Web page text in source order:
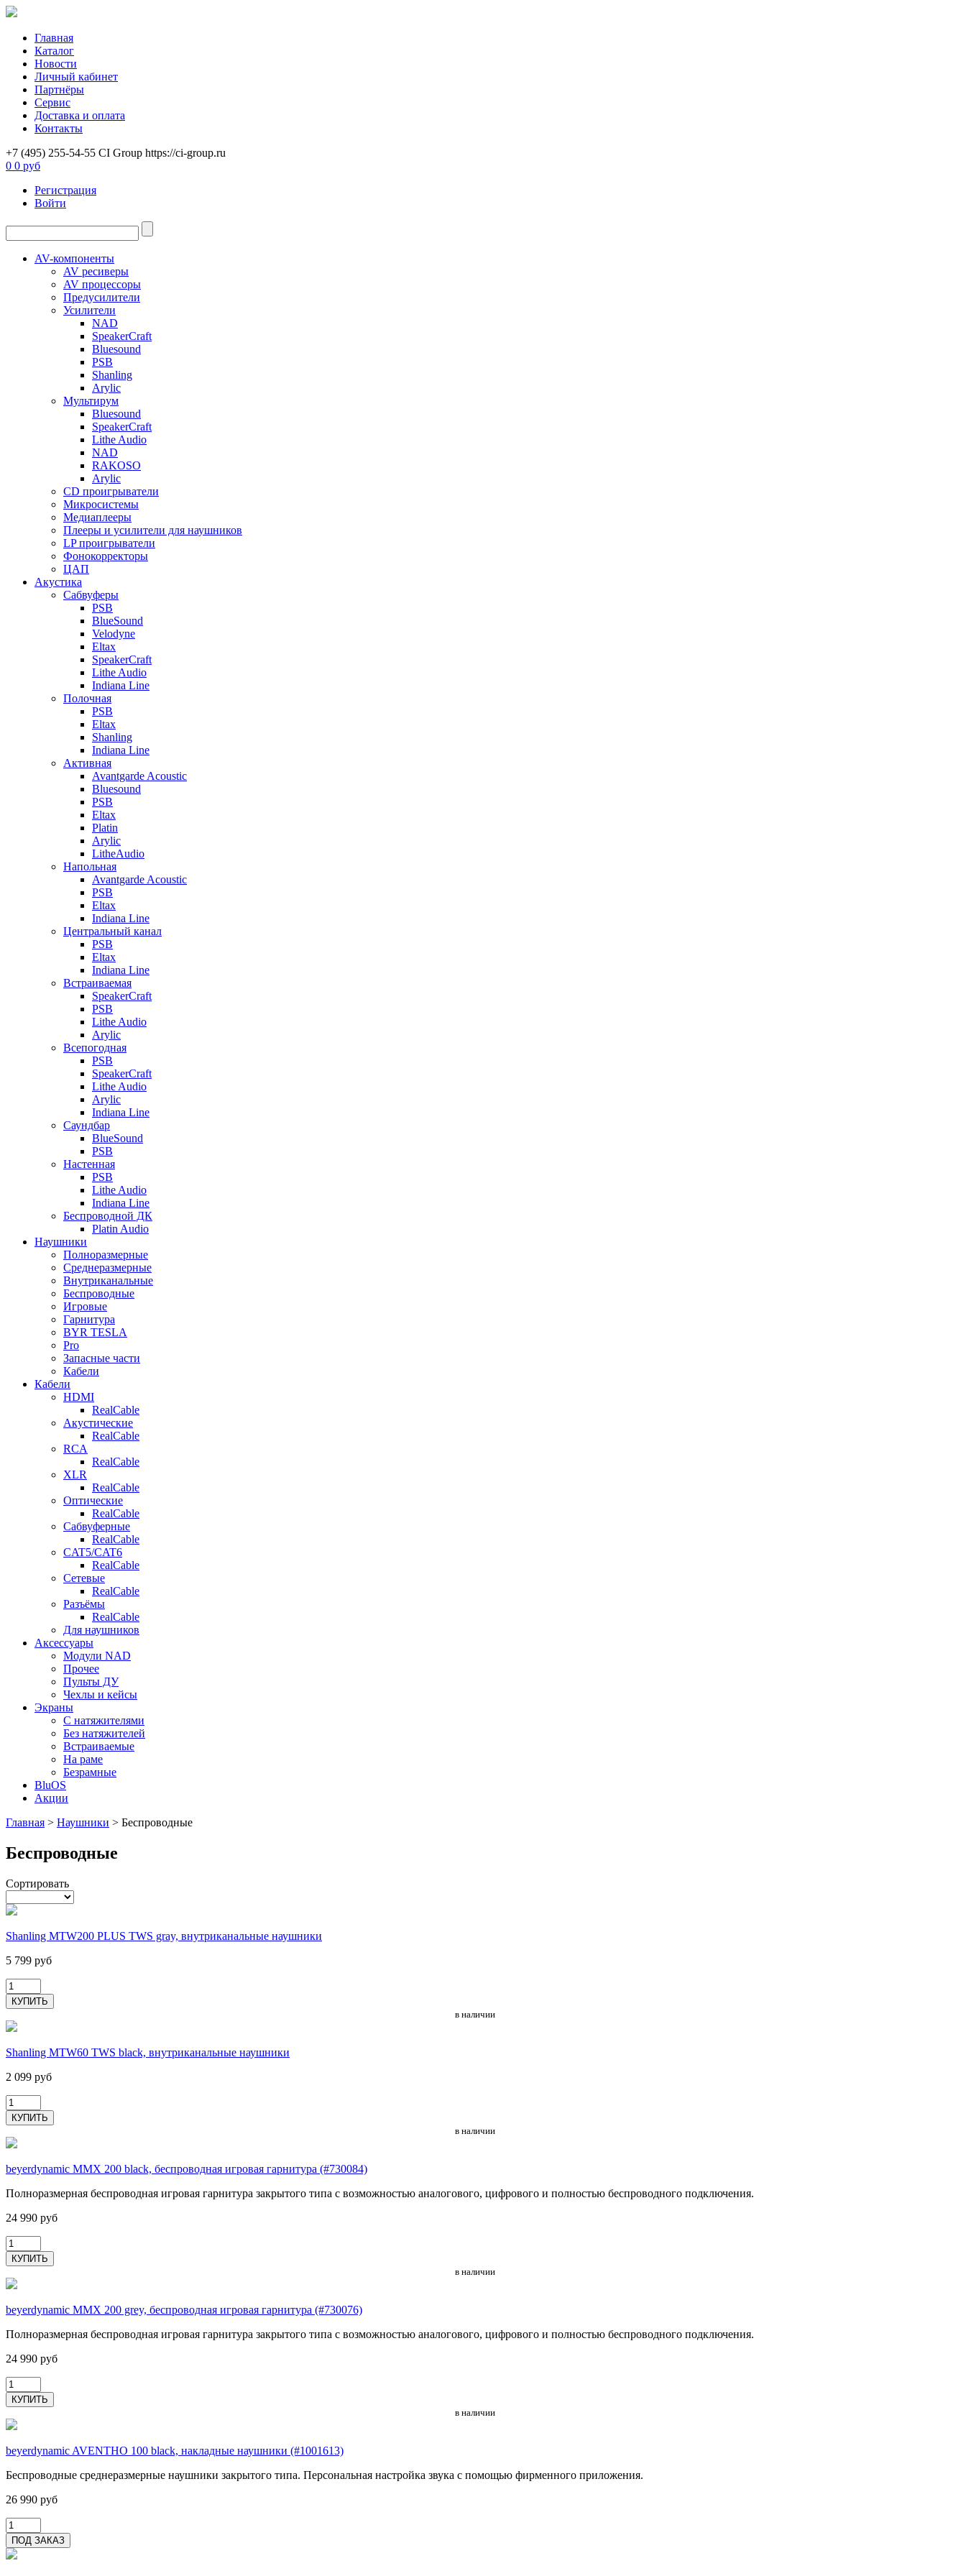
Главная
Каталог
Новости
Личный кабинет
Партнёры
Сервис
Доставка и оплата
Контакты
+7 (495) 255-54-55 CI Group https://ci-group.ru
0 0 руб
Регистрация
Войти
AV-компоненты
AV ресиверы
AV процессоры
Предусилители
Усилители
NAD
SpeakerCraft
Bluesound
PSB
Shanling
Arylic
Мультирум
Bluesound
SpeakerCraft
Lithe Audio
NAD
RAKOSO
Arylic
CD проигрыватели
Микросистемы
Медиаплееры
Плееры и усилители для наушников
LP проигрыватели
Фонокорректоры
ЦАП
Акустика
Сабвуферы
PSB
BlueSound
Velodyne
Eltax
SpeakerCraft
Lithe Audio
Indiana Line
Полочная
PSB
Eltax
Shanling
Indiana Line
Активная
Avantgarde Acoustic
Bluesound
PSB
Eltax
Platin
Arylic
LitheAudio
Напольная
Avantgarde Acoustic
PSB
Eltax
Indiana Line
Центральный канал
PSB
Eltax
Indiana Line
Встраиваемая
SpeakerCraft
PSB
Lithe Audio
Arylic
Всепогодная
PSB
SpeakerCraft
Lithe Audio
Arylic
Indiana Line
Саундбар
BlueSound
PSB
Настенная
PSB
Lithe Audio
Indiana Line
Беспроводной ДК
Platin Audio
Наушники
Полноразмерные
Среднеразмерные
Внутриканальные
Беспроводные
Игровые
Гарнитура
BYR TESLA
Pro
Запасные части
Кабели
Кабели
HDMI
RealCable
Акустические
RealCable
RCA
RealCable
XLR
RealCable
Оптические
RealCable
Сабвуферные
RealCable
CAT5/CAT6
RealCable
Сетевые
RealCable
Разъёмы
RealCable
Для наушников
Аксессуары
Модули NAD
Прочее
Пульты ДУ
Чехлы и кейсы
Экраны
С натяжителями
Без натяжителей
Встраиваемые
На раме
Безрамные
BluOS
Акции
Главная > Наушники > Беспроводные
Беспроводные
Сортировать
Shanling MTW200 PLUS TWS gray, внутриканальные наушники
5 799 руб
в наличии
Shanling MTW60 TWS black, внутриканальные наушники
2 099 руб
в наличии
beyerdynamic MMX 200 black, беспроводная игровая гарнитура (#730084)
Полноразмерная беспроводная игровая гарнитура закрытого типа с возможностью аналогового, цифрового и полностью беспроводного подключения.
24 990 руб
в наличии
beyerdynamic MMX 200 grey, беспроводная игровая гарнитура (#730076)
Полноразмерная беспроводная игровая гарнитура закрытого типа с возможностью аналогового, цифрового и полностью беспроводного подключения.
24 990 руб
в наличии
beyerdynamic AVENTHO 100 black, накладные наушники (#1001613)
Беспроводные среднеразмерные наушники закрытого типа. Персональная настройка звука с помощью фирменного приложения.
26 990 руб